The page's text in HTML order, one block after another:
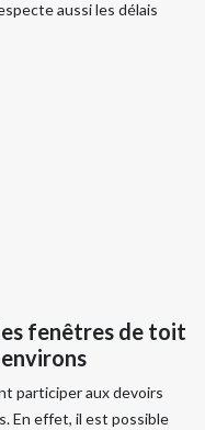
aussi les délais
fenêtres de toit
participer aux devoirs
En effet, il est possible